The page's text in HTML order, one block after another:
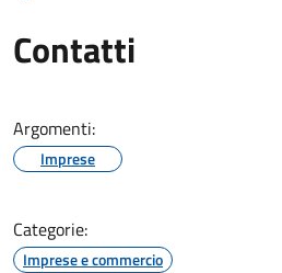
Contatti
Argomenti:
Imprese
Categorie:
Imprese e commercio